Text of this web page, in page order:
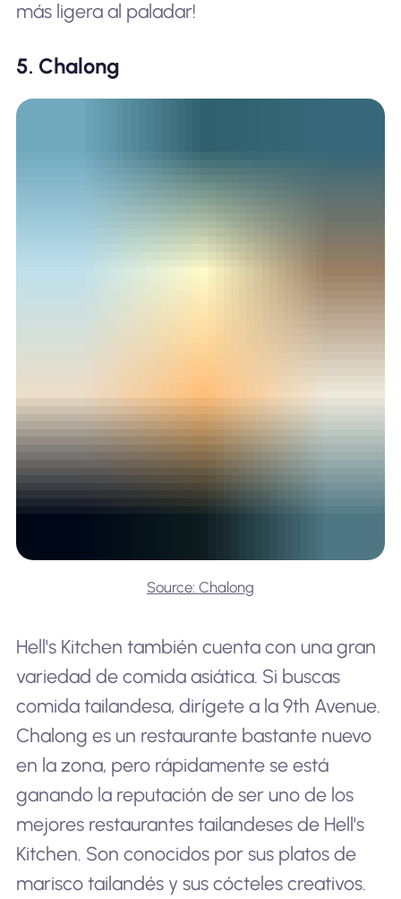
más ligera al paladar!
5. Chalong
Source: Chalong
Hell's Kitchen también cuenta con una gran
variedad de comida asiática. Si buscas
comida tailandesa, dirígete a la 9th Avenue.
Chalong es un restaurante bastante nuevo
en la zona, pero rápidamente se está
ganando la reputación de ser uno de los
mejores restaurantes tailandeses de Hell's
Kitchen. Son conocidos por sus platos de
marisco tailandés y sus cócteles creativos.